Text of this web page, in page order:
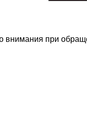
внимания при